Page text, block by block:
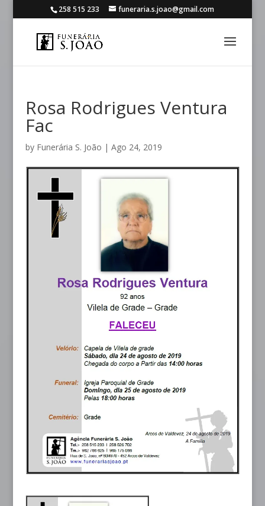
258 515 233 funeraria.s.joao@gmail.com
Rosa Rodrigues Ventura
Fac
by Funerária S. João | Ago 24, 2019